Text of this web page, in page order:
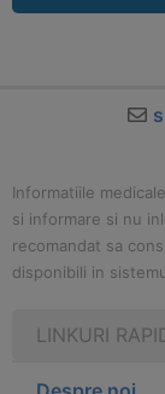
Informatiile
si informare si nu
recomandat sa
disponibili in
LINKURI